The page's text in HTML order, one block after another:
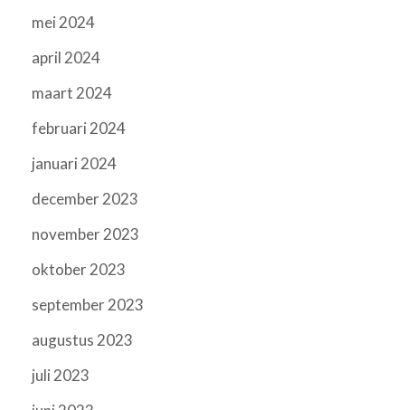
mei 2024
april 2024
maart 2024
februari 2024
januari 2024
december 2023
november 2023
oktober 2023
september 2023
augustus 2023
juli 2023